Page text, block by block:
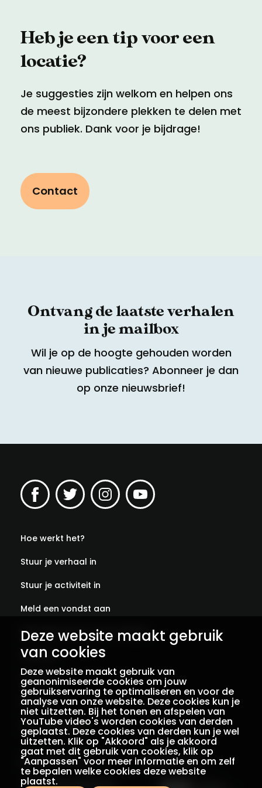
Deze website maakt gebruik
van cookies
Deze website maakt gebruik van
geanonimiseerde cookies om jouw
gebruikservaring te optimaliseren en voor de
analyse van onze website. Deze cookies kun je
niet uitzetten. Bij het tonen en afspelen van
YouTube video's worden cookies van derden
geplaatst. Deze cookies van derden kun je wel
uitzetten. Klik op "Akkoord" als je akkoord
gaat met dit gebruik van cookies, klik op
"Aanpassen" voor meer informatie en om zelf
te bepalen welke cookies deze website
plaatst.
Heb je een tip voor een
locatie?
Je suggesties zijn welkom en helpen ons
de meest bijzondere plekken te delen met
ons publiek. Dank voor je bijdrage!
Contact
Ontvang de laatste verhalen
in je mailbox
Wil je op de hoogte gehouden worden
van nieuwe publicaties? Abonneer je dan
op onze nieuwsbrief!
Hoe werkt het?
Stuur je verhaal in
Stuur je activiteit in
Meld een vondst aan
Abonneer je op onze verhalen
Contact
Colofon
Privacy
Voorwaarden
Een initiatief van Met dank aan